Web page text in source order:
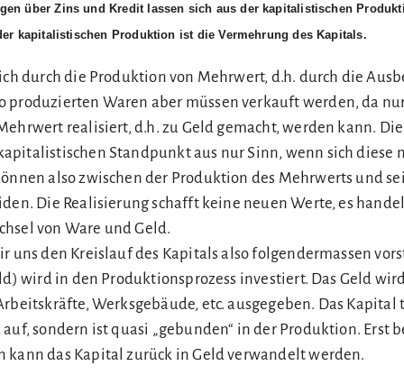
über Zins und Kredit lassen sich aus der kapitalistischen
kapitalistischen Produktion ist die Vermehrung des Kapitals.
durch die Produktion von Mehrwert, d.h. durch die
produzierten Waren aber müssen verkauft werden, da
realisiert, d.h. zu Geld gemacht, werden kann.
Standpunkt aus nur Sinn, wenn sich diese
also zwischen der Produktion des Mehrwerts und
Die Realisierung schafft keine neuen Werte, es
von Ware und Geld.
uns den Kreislauf des Kapitals also folgendermassen
wird in den Produktionsprozess investiert. Das Geld
Werksgebäude, etc. ausgegeben. Das
sondern ist quasi „gebunden“ in der Produktion. Erst
kann das Kapital zurück in Geld verwandelt werden.